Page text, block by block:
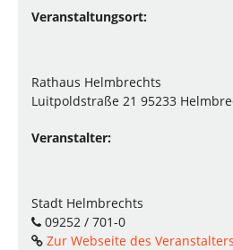
Veranstaltungsort:
Rathaus Helmbrechts
Luitpoldstraße 21 95233
Veranstalter:
Stadt Helmbrechts
09252 / 701-0
Zur Webseite des Veranstalters